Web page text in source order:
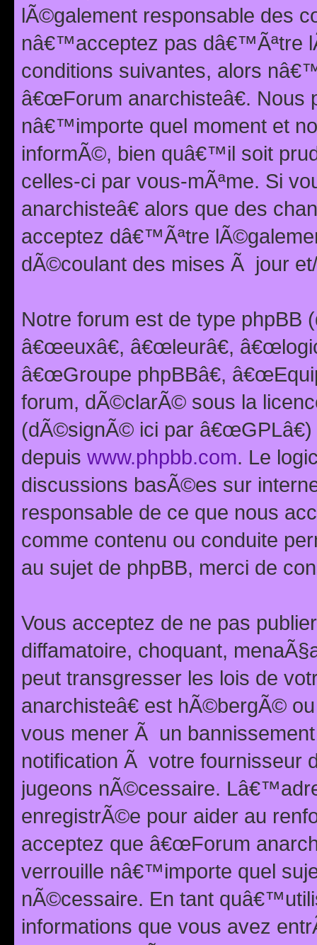
lÃ©galement responsable des
nâ€™acceptez pas dâ€™Ãªtre
conditions suivantes, alors
â€œForum anarchisteâ€.
nâ€™importe quel moment et
informÃ©, bien quâ€™il soit
celles-ci par vous-mÃªme. Si
anarchisteâ€ alors que des
acceptez dâ€™Ãªtre
dÃ©coulant des mises Ã jour
Notre forum est de type phpBB
â€œeuxâ€, â€œleurâ€,
â€œGroupe phpBBâ€,
forum, dÃ©clarÃ© sous la
(dÃ©signÃ© ici par
depuis www.phpbb.com. Le
discussions basÃ©es sur
responsable de ce que nous
comme contenu ou conduite
au sujet de phpBB, merci de
Vous acceptez de ne pas
diffamatoire, choquant,
peut transgresser les lois de
anarchisteâ€ est hÃ©bergÃ©
vous mener Ã un
notification Ã votre fournisseur
jugeons nÃ©cessaire.
enregistrÃ©e pour aider au
acceptez que â€œForum
verrouille nâ€™importe quel
nÃ©cessaire. En tant
informations que vous avez